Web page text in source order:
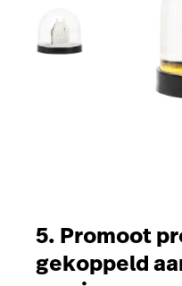
5. Promoot
gekoppeld